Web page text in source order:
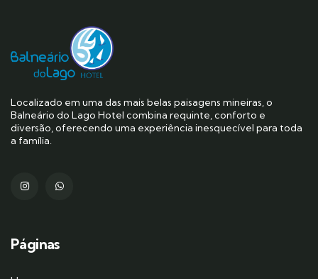
Localizado em uma das mais belas paisagens mineiras, o
Balneário do Lago Hotel combina requinte, conforto e
diversão, oferecendo uma experiência inesquecível para toda
a família.
Páginas